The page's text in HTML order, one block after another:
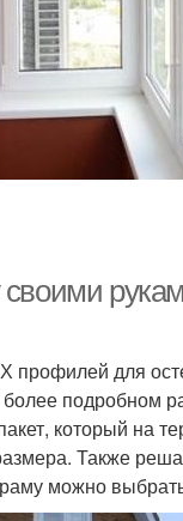
своими
профилей для
подробном
который на
Также
можно